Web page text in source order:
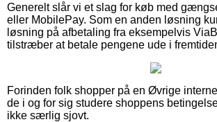
Generelt slår vi et slag for køb med
eller MobilePay. Som en anden løsning
løsning på afbetaling fra eksempelvis
tilstræber at betale pengene ude i
Forinden folk shopper på en Øvrige
de i og for sig studere shoppens
ikke særlig sjovt.